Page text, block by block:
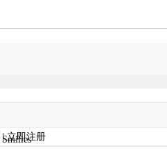
Smilies
|立即注册